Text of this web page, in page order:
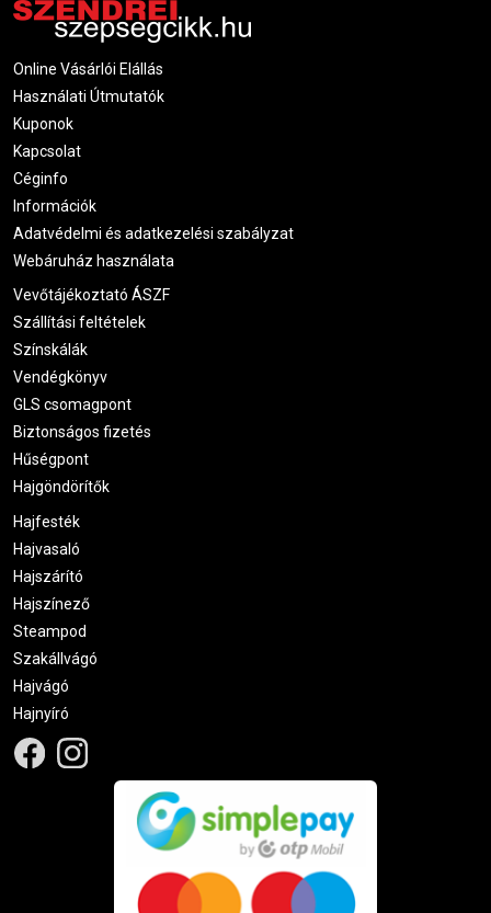
Online Vásárlói Elállás
Használati Útmutatók
Kuponok
Kapcsolat
Céginfo
Információk
Adatvédelmi és adatkezelési szabályzat
Webáruház használata
Vevőtájékoztató ÁSZF
Szállítási feltételek
Színskálák
Vendégkönyv
GLS csomagpont
Biztonságos fizetés
Hűségpont
Hajgöndörítők
Hajfesték
Hajvasaló
Hajszárító
Hajszínező
Steampod
Szakállvágó
Hajvágó
Hajnyíró